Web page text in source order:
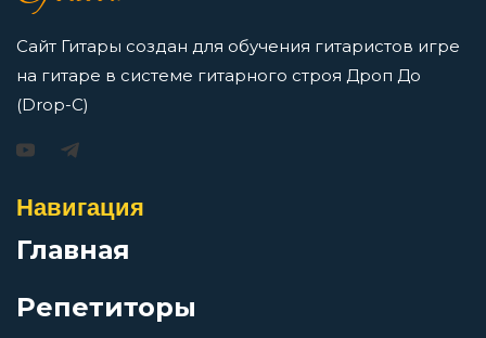
Вот и все мои песенки
Всё случилось не с тобой
Перейти
Игорь Растеряев — Безрукавочка: аккорды для
Просмотров: 15195 чел.
Сайт Гитары создан для обучения гитаристов игре
на гитаре в системе гитарного строя Дроп До
(Drop-C)
Навигация
Главная
Репетиторы